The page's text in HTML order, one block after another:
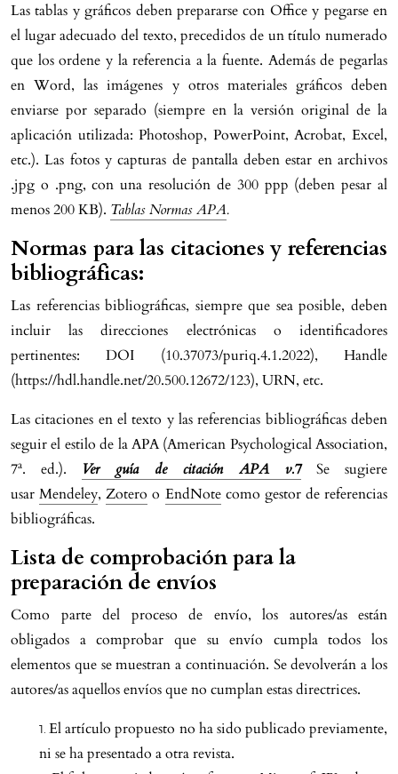
Las tablas y gráficos deben prepararse con Office y pegarse en
el lugar adecuado del texto, precedidos de un título numerado
que los ordene y la referencia a la fuente. Además de pegarlas
en Word, las imágenes y otros materiales gráficos deben
enviarse por separado (siempre en la versión original de la
aplicación utilizada: Photoshop, PowerPoint, Acrobat, Excel,
etc.). Las fotos y capturas de pantalla deben estar en archivos
.jpg o .png, con una resolución de 300 ppp (deben pesar al
menos 200 KB). Tablas Normas APA.
Normas para las citaciones y referencias
bibliográficas:
Las referencias bibliográficas, siempre que sea posible, deben
incluir las direcciones electrónicas o identificadores
pertinentes: DOI (10.37073/puriq.4.1.2022), Handle
(https://hdl.handle.net/20.500.12672/123), URN, etc.
Las citaciones en el texto y las referencias bibliográficas deben
seguir el estilo de la APA (American Psychological Association,
7a. ed.). Ver guía de citación APA v.7Se sugiere
usarMendeley,Zotero o EndNotecomo gestor de referencias
bibliográficas.
Lista de comprobación para la
preparación de envíos
Como parte del proceso de envío, los autores/as están
obligados a comprobar que su envío cumpla todos los
elementos que se muestran a continuación. Se devolverán a los
autores/as aquellos envíos que no cumplan estas directrices.
El artículo propuesto no ha sido publicado previamente,
ni se ha presentado a otra revista.